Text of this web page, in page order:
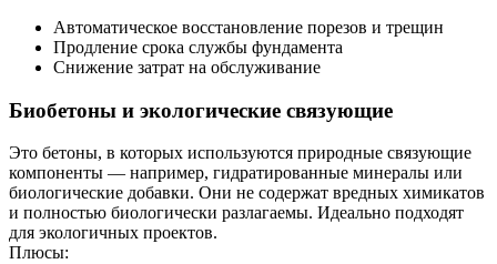
Автоматическое восстановление порезов и трещин
Продление срока службы фундамента
Снижение затрат на обслуживание
Биобетоны и экологические связующие
Это бетоны, в которых используются природные связующие
компоненты — например, гидратированные минералы или
биологические добавки. Они не содержат вредных химикатов
и полностью биологически разлагаемы. Идеально подходят
для экологичных проектов.
Плюсы: